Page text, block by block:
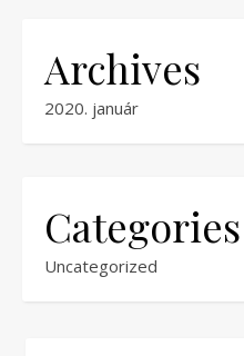
Archives
2020. január
Categories
Uncategorized